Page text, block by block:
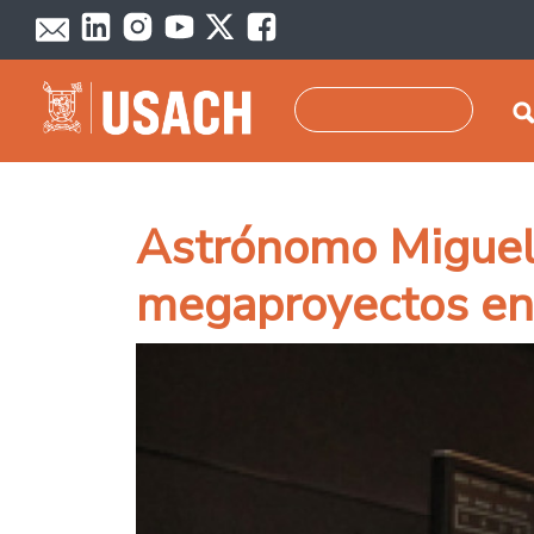
Pasar al contenido principal
Astrónomo
megaproyectos